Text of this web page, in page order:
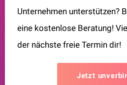
Unternehmen unterstützen?
eine kostenlose Beratung!
der nächste freie Termin dir!
Jetzt